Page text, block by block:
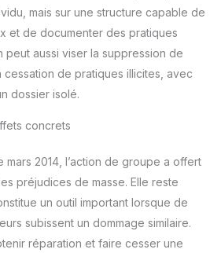
mais sur une structure capable de
et de documenter des pratiques
peut aussi viser la suppression de
cessation de pratiques illicites, avec
dossier isolé.
concrets
mars 2014, l’action de groupe a offert
préjudices de masse. Elle reste
un outil important lorsque de
subissent un dommage similaire.
réparation et faire cesser une